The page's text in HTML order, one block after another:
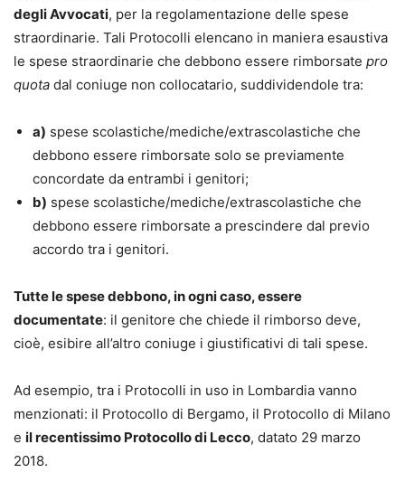
degli Avvocati, per la regolamentazione delle spese
straordinarie. Tali Protocolli elencano in maniera esaustiva
le spese straordinarie che debbono essere rimborsate pro
quota dal coniuge non collocatario, suddividendole tra:
a) spese scolastiche/mediche/extrascolastiche che
debbono essere rimborsate solo se previamente
concordate da entrambi i genitori;
b) spese scolastiche/mediche/extrascolastiche che
debbono essere rimborsate a prescindere dal previo
accordo tra i genitori.
Tutte le spese debbono, in ogni caso, essere
documentate: il genitore che chiede il rimborso deve,
cioè, esibire all’altro coniuge i giustificativi di tali spese.
Ad esempio, tra i Protocolli in uso in Lombardia vanno
menzionati: il Protocollo di Bergamo, il Protocollo di Milano
e il recentissimo Protocollo di Lecco, datato 29 marzo
2018.